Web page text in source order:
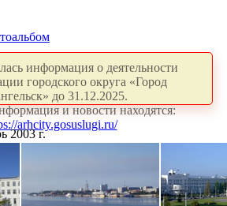
информация о деятельности
городского округа «Город
до 31.12.2025.
и новости находятся:
arhcity.gosuslugi.ru/
2003 г.